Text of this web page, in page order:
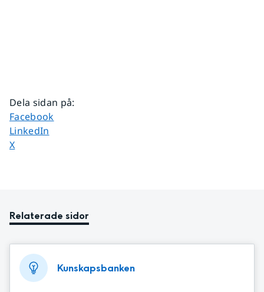
Dela sidan på:
Dela sidan på
Facebook
Dela sidan på
LinkedIn
Dela sidan på
X
Relaterade sidor
Kunskapsbanken